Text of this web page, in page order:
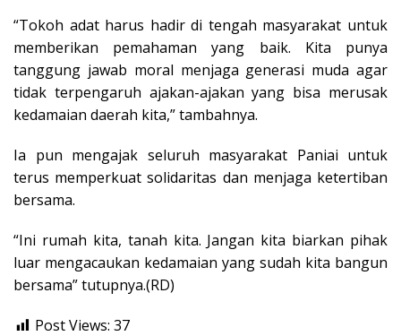
“Tokoh adat harus hadir di tengah masyarakat untuk
memberikan pemahaman yang baik. Kita punya
tanggung jawab moral menjaga generasi muda agar
tidak terpengaruh ajakan-ajakan yang bisa merusak
kedamaian daerah kita,” tambahnya.
Ia pun mengajak seluruh masyarakat Paniai untuk
terus memperkuat solidaritas dan menjaga ketertiban
bersama.
“Ini rumah kita, tanah kita. Jangan kita biarkan pihak
luar mengacaukan kedamaian yang sudah kita bangun
bersama” tutupnya.(RD)
Post Views: 37